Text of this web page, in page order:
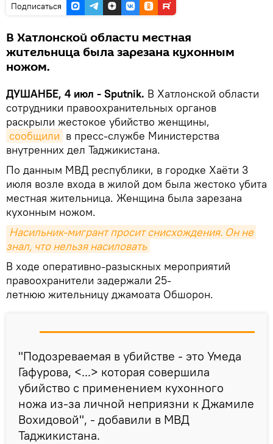
Подписаться
В Хатлонской области местная
жительница была зарезана кухонным
ножом.
ДУШАНБЕ, 4 июл - Sputnik. В Хатлонской области
сотрудники правоохранительных органов
раскрыли жестокое убийство женщины,
сообщили в пресс-службе Министерства
внутренних дел Таджикистана.
По данным МВД республики, в городке Хаёти 3
июля возле входа в жилой дом была жестоко убита
местная жительница. Женщина была зарезана
кухонным ножом.
Насильник-мигрант просит снисхождения. Он не
знал, что нельзя насиловать
В ходе оперативно-разыскных мероприятий
правоохранители задержали 25-
летнюю жительницу джамоата Обшорон.
"Подозреваемая в убийстве - это Умеда
Гафурова, <...> которая совершила
убийство с применением кухонного
ножа из-за личной неприязни к Джамиле
Вохидовой", - добавили в МВД
Таджикистана.